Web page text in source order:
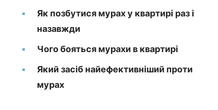
Як позбутися мурах у квартирі раз і
назавжди
Чого бояться мурахи в квартирі
Який засіб найефективніший проти
мурах